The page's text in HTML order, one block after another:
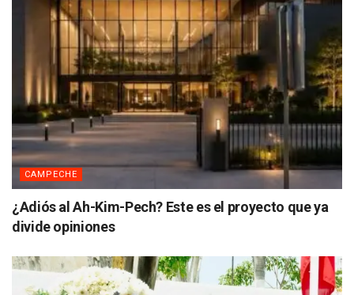
CAMPECHE
¿Adiós al Ah-Kim-Pech? Este es el proyecto que ya
divide opiniones